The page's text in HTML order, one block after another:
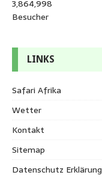
3,864,998
Besucher
LINKS
Safari Afrika
Wetter
Kontakt
Sitemap
Datenschutz Erklärung